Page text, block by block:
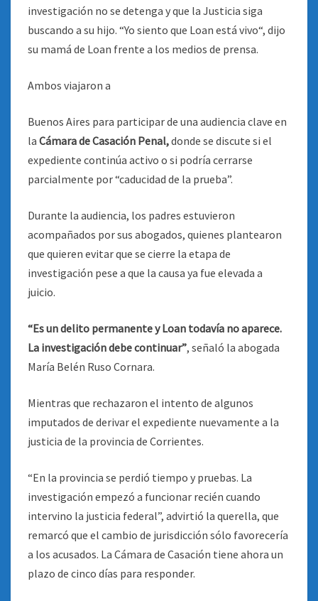
investigación no se detenga y que la Justicia siga
buscando a su hijo. “Yo siento que Loan está vivo“, dijo
su mamá de Loan frente a los medios de prensa.
Ambos viajaron a
Buenos Aires para participar de una audiencia clave en
la Cámara de Casación Penal,donde se discute si el
expediente continúa activo o si podría cerrarse
parcialmente por “caducidad de la prueba”.
Durante la audiencia, los padres estuvieron
acompañados por sus abogados, quienes plantearon
que quieren evitar que se cierre la etapa de
investigación pese a que la causa ya fue elevada a
juicio.
“Es un delito permanente y Loan todavía no aparece.
La investigación debe continuar”, señaló la abogada
María Belén Ruso Cornara.
Mientras que rechazaron el intento de algunos
imputados de derivar el expediente nuevamente a la
justicia de la provincia de Corrientes.
“En la provincia se perdió tiempo y pruebas. La
investigación empezó a funcionar recién cuando
intervino la justicia federal”, advirtió la querella, que
remarcó que el cambio de jurisdicción sólo favorecería
a los acusados. La Cámara de Casación tiene ahora un
plazo de cinco días para responder.